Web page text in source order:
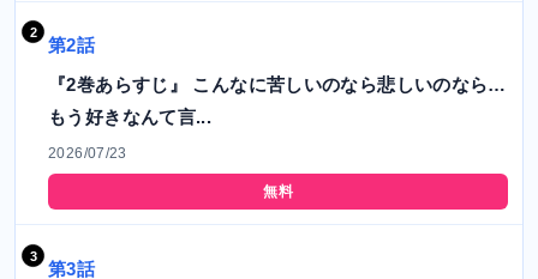
第2話
『2巻あらすじ』 こんなに苦しいのなら悲しいのなら…
もう好きなんて言...
2026/07/23
無料
第3話